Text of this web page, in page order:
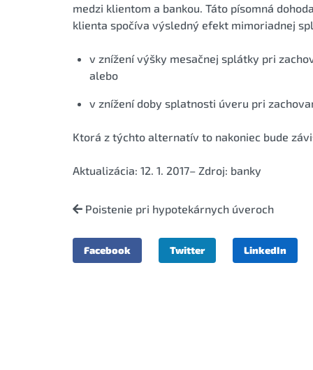
medzi klientom a bankou. Táto písomná
klienta spočíva výsledný efekt mimoriadnej
v znížení výšky mesačnej splátky pri
alebo
v znížení doby splatnosti úveru pri
Ktorá z týchto alternatív to nakoniec bude
Aktualizácia: 12. 1. 2017– Zdroj: banky
Poistenie pri hypotekárnych úveroch
Facebook Twitter LinkedIn